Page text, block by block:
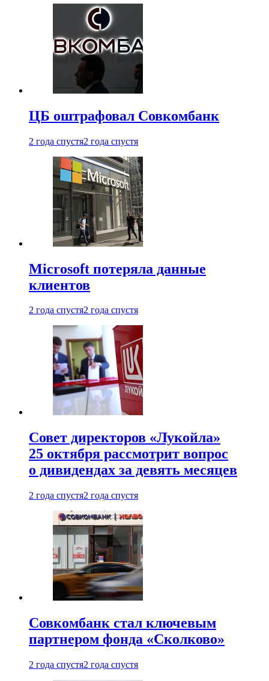
ЦБ оштрафовал Совкомбанк
2 года спустя2 года спустя
Microsoft потеряла данные
клиентов
2 года спустя2 года спустя
Совет директоров «Лукойла»
25 октября рассмотрит вопрос
о дивидендах за девять месяцев
2 года спустя2 года спустя
Совкомбанк стал ключевым
партнером фонда «Сколково»
2 года спустя2 года спустя